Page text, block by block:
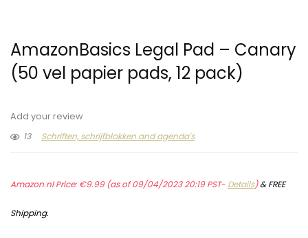
AmazonBasics Legal Pad – Canary
(50 vel papier pads, 12 pack)
Add your review
13
Schriften, schrijfblokken and agenda's
Amazon.nl Price:€9.99(as of 09/04/2023 20:19 PST- Details)&FREE
Shipping.